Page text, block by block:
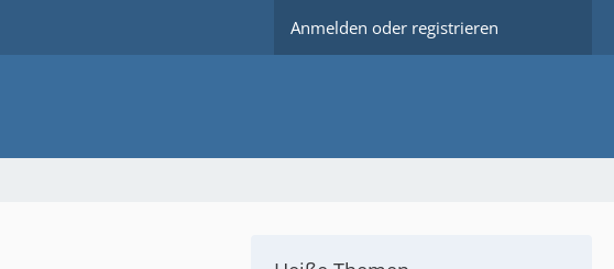
Anmelden oder registrieren